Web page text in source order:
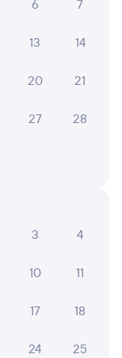
6 7
13 14
20 21
27 28
3 4
10 11
17 18
24 25